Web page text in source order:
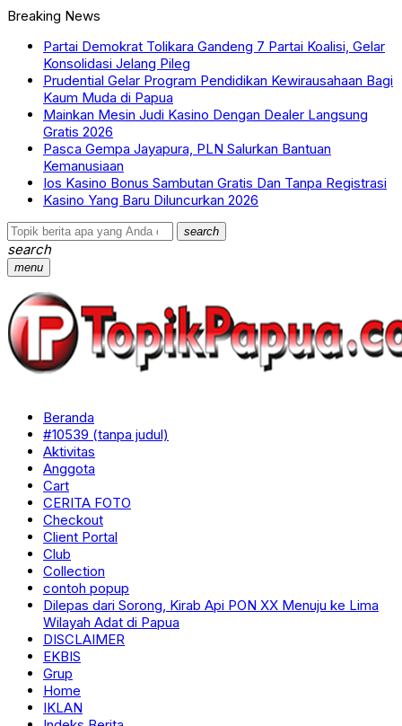
Breaking News
Partai Demokrat Tolikara Gandeng 7 Partai Koalisi, Gelar
Konsolidasi Jelang Pileg
Prudential Gelar Program Pendidikan Kewirausahaan Bagi
Kaum Muda di Papua
Mainkan Mesin Judi Kasino Dengan Dealer Langsung
Gratis 2026
Pasca Gempa Jayapura, PLN Salurkan Bantuan
Kemanusiaan
Ios Kasino Bonus Sambutan Gratis Dan Tanpa Registrasi
Kasino Yang Baru Diluncurkan 2026
search
search
menu
Beranda
#10539 (tanpa judul)
Aktivitas
Anggota
Cart
CERITA FOTO
Checkout
Client Portal
Club
Collection
contoh popup
Dilepas dari Sorong, Kirab Api PON XX Menuju ke Lima
Wilayah Adat di Papua
DISCLAIMER
EKBIS
Grup
Home
IKLAN